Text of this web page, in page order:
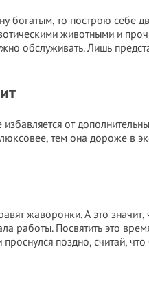
богатым, то построю себе
животными и
обслуживать. Лишь
от
тем она дороже в
жаворонки. А это
работы. Посвятить это
поздно, считай,